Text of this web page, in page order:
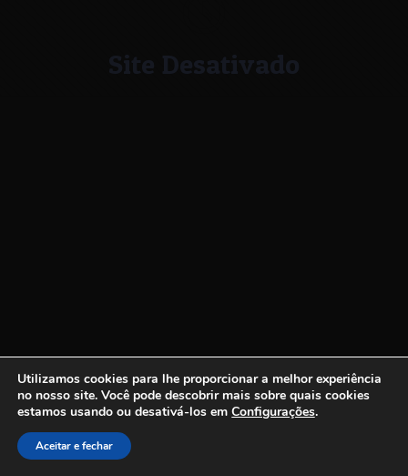
Site Desativado
Utilizamos cookies para lhe proporcionar a melhor experiência
no nosso site. Você pode descobrir mais sobre quais cookies
estamos usando ou desativá-los em Configurações.
Aceitar e fechar